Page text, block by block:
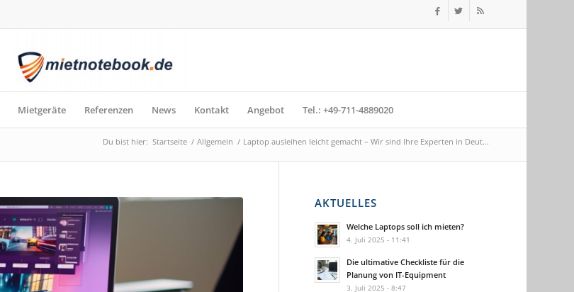
Mietgeräte Referenzen News Kontakt Angebot Tel.: +49-711-4889020
Du bist hier: Startseite / Allgemein / Laptop ausleihen leicht gemacht – Wir sind Ihre Experten in Deut...
AKTUELLES
Welche Laptops soll ich mieten?
4. Juli 2025 - 11:41
Die ultimative Checkliste für die
Planung von IT-Equipment
3. Juli 2025 - 8:47